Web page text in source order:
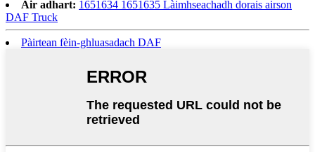
Air adhart: 1651634 1651635 Làimhseachadh dorais airson
DAF Truck
Pàirtean fèin-ghluasadach DAF